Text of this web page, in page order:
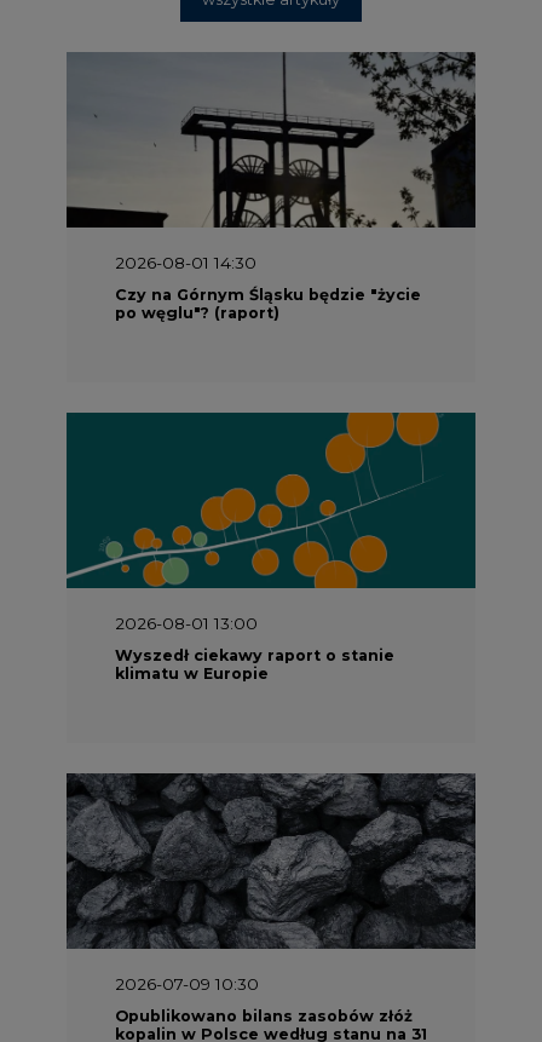
2026-08-01 14:30
Czy na Górnym Śląsku będzie "życie
po węglu"? (raport)
2026-08-01 13:00
Wyszedł ciekawy raport o stanie
klimatu w Europie
2026-07-09 10:30
Opublikowano bilans zasobów złóż
kopalin w Polsce według stanu na 31